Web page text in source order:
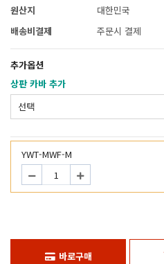
원산지
대한민국
배송비결제
주문시 결제
추가옵션
상판 카바 추가
YWT-MWF-M
바로구매